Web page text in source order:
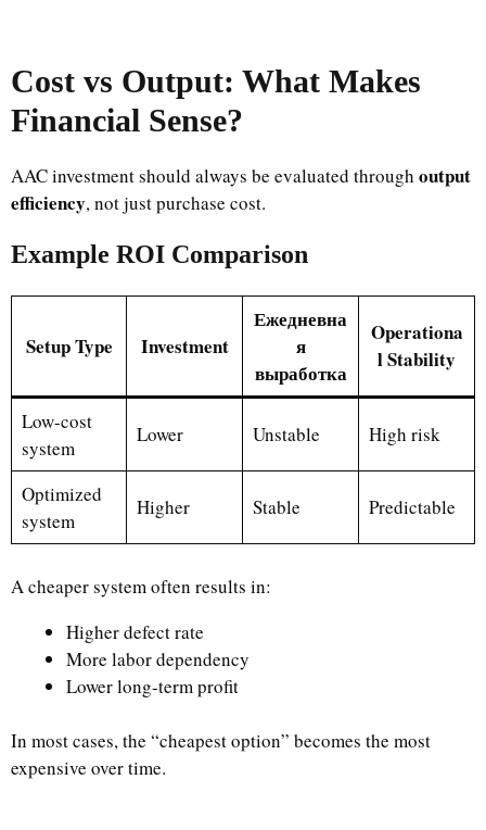
Cost vs Output: What Makes
Financial Sense?
AAC investment should always be evaluated through output
efficiency, not just purchase cost.
Example ROI Comparison
Setup Type Investment
Ежедневна
я
выработка
Operationa
l Stability
Low-cost
system
Lower Unstable High risk
Optimized
system
Higher Stable Predictable
A cheaper system often results in:
Higher defect rate
More labor dependency
Lower long-term profit
In most cases, the “cheapest option” becomes the most
expensive over time.